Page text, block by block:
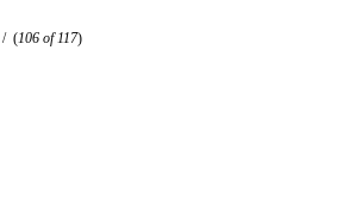
/ (106 of 117)